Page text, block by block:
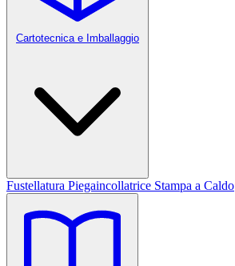
Cartotecnica e Imballaggio
Fustellatura Piegaincollatrice Stampa a Caldo